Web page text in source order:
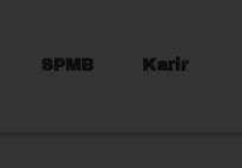
SPMB Karir